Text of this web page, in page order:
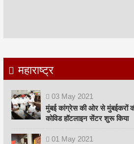
महाराष्ट्र
03 May 2021
मुंबई कांग्रेस की ओर से मुंबईकरों
कोविड हॉटलाइन सेंटर शुरू किया
01 May 2021